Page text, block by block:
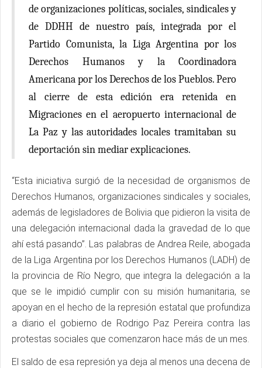
de organizaciones políticas, sociales, sindicales y
de DDHH de nuestro país, integrada por el
Partido Comunista, la Liga Argentina por los
Derechos Humanos y la Coordinadora
Americana por los Derechos de los Pueblos. Pero
al cierre de esta edición era retenida en
Migraciones en el aeropuerto internacional de
La Paz y las autoridades locales tramitaban su
deportación sin mediar explicaciones.
“Esta iniciativa surgió de la necesidad de organismos de
Derechos Humanos, organizaciones sindicales y sociales,
además de legisladores de Bolivia que pidieron la visita de
una delegación internacional dada la gravedad de lo que
ahí está pasando”. Las palabras de Andrea Reile, abogada
de la Liga Argentina por los Derechos Humanos (LADH) de
la provincia de Río Negro, que integra la delegación a la
que se le impidió cumplir con su misión humanitaria, se
apoyan en el hecho de la represión estatal que profundiza
a diario el gobierno de Rodrigo Paz Pereira contra las
protestas sociales que comenzaron hace más de un mes.
El saldo de esa represión ya deja al menos una decena de